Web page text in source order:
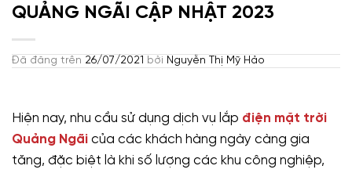
QUẢNG NGÃI CẬP NHẬT 2023
Đã đăng trên 26/07/2021 bởi Nguyễn Thị Mỹ Hảo
Hiện nay, nhu cầu sử dụng dịch vụ lắp điện mặt trời
Quảng Ngãi của các khách hàng ngày càng gia
tăng, đặc biệt là khi số lượng các khu công nghiệp,